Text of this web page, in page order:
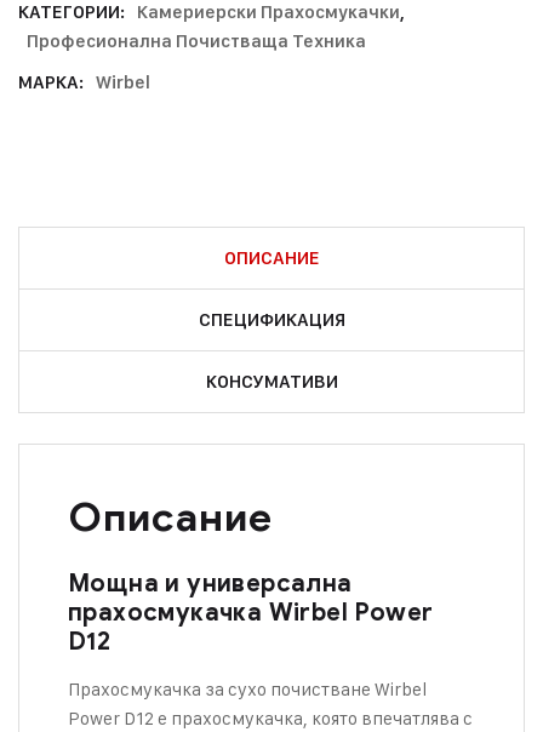
КАТЕГОРИИ:
Камериерски Прахосмукачки,
Професионална Почистваща Техника
МАРКА:
Wirbel
ОПИСАНИЕ
СПЕЦИФИКАЦИЯ
КОНСУМАТИВИ
Описание
Мощна и универсална
прахосмукачка Wirbel Power
D12
Прахосмукачка за сухо почистване Wirbel
Power D12 е прахосмукачка, която впечатлява с